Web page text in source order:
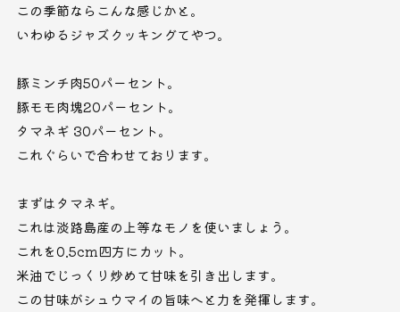
この季節ならこんな感じかと。
いわゆるジャズクッキングてやつ。
豚ミンチ肉50パーセント。
豚モモ肉塊20パーセント。
タマネギ 30パーセント。
これぐらいで合わせております。
まずはタマネギ。
これは淡路島産の上等なモノを使いましょう。
これを0.5cm四方にカット。
米油でじっくり炒めて甘味を引き出します。
この甘味がシュウマイの旨味へと力を発揮します。